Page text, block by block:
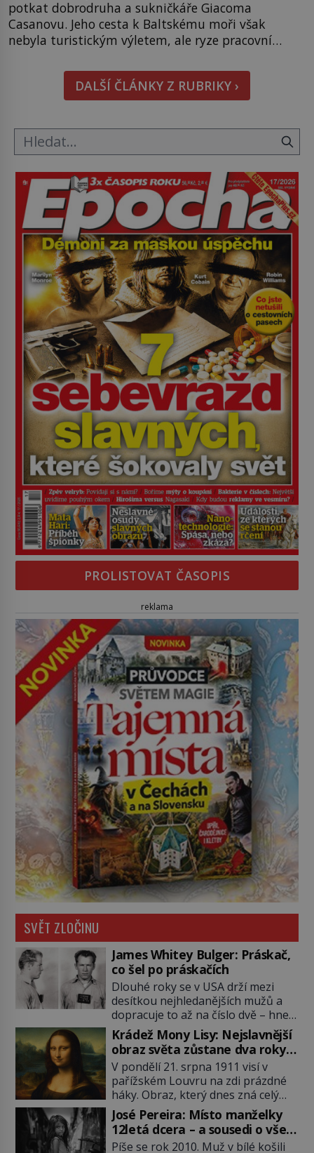
potkat dobrodruha a sukničkáře Giacoma
Casanovu. Jeho cesta k Baltskému moři však
nebyla turistickým výletem, ale ryze pracovní
sledoval, když se například procházel uličkami
lotyšské Rigy? Casanova v Pobaltí kontaktoval
tamní zednářské lóže. Nebyl v této oblasti žádným
DALŠÍ ČLÁNKY Z RUBRIKY ›
PROLISTOVAT ČASOPIS
reklama
SVĚT ZLOČINU
James Whitey Bulger: Práskač,
co šel po práskačích
Dlouhé roky se v USA drží mezi
desítkou nejhledanějších mužů a
dopracuje to až na číslo dvě – hned
po Usámovi bin Ládinovi (1957–
2011). To je James „Whitey“ Bulger
(1929–2018) viněný ze spoluúčasti
na 19 vraždách, vydírání a lichvy. A
samozřejmě, krom toho je ještě
drogový dealer, který neváhá
odstranit z cesty všechny práskače,
zatímco […]
Krádež Mony Lisy: Nejslavnější
obraz světa zůstane dva roky
nezvěstný
V pondělí 21. srpna 1911 visí v
pařížském Louvru na zdi prázdné
háky. Obraz, který dnes zná celý
svět, je pryč. Zpočátku si nikdo
nemyslí, že jde o krádež.
Zaměstnanci jsou přesvědčeni, že
José Pereira: Místo manželky
12letá dcera – a sousedi o všem
vědí!
Píše se rok 2010. Muž v bílé košili